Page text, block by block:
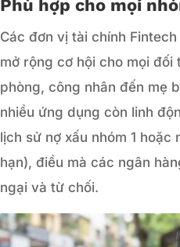
Phù hợp cho mọi
Các đơn vị tài chính
mở rộng cơ hội cho mọi
phòng, công nhân đến mẹ
nhiều ứng dụng còn linh
lịch sử nợ xấu nhóm 1 hoặc
hạn), điều mà các ngân
ngại và từ chối.